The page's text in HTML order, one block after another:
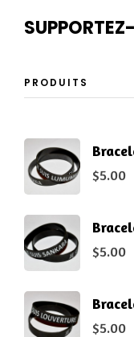
PRODUITS
$5.00
$5.00
$5.00